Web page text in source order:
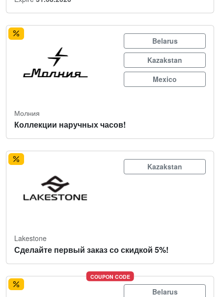
Belarus
Kazakstan
Mexico
Молния
Коллекции наручных часов!
Kazakstan
Lakestone
Сделайте первый заказ со скидкой 5%!
COUPON CODE
Belarus